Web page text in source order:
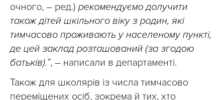
очного, – ред.) рекомендуємо долучити
також дітей шкільного віку з родин, які
тимчасово проживають у населеному пункті,
де цей заклад розташований (за згодою
батьків).”, – написали в департаменті.
Також для школярів із числа тимчасово
переміщених осіб, зокрема й тих, хто